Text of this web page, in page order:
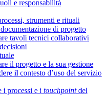
e responsabilità
strumenti e rituali
di progetto
tavoli tecnici collaborativi
il progetto e la sua gestione
il contesto d’uso del servizio
i processi e i touchpointdel